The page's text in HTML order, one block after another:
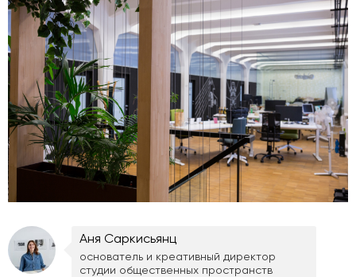
Аня Саркисьянц
основатель и креативный директор
студии общественных пространств